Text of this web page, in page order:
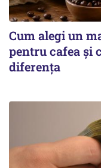
Cum alegi un
pentru cafea și
diferența